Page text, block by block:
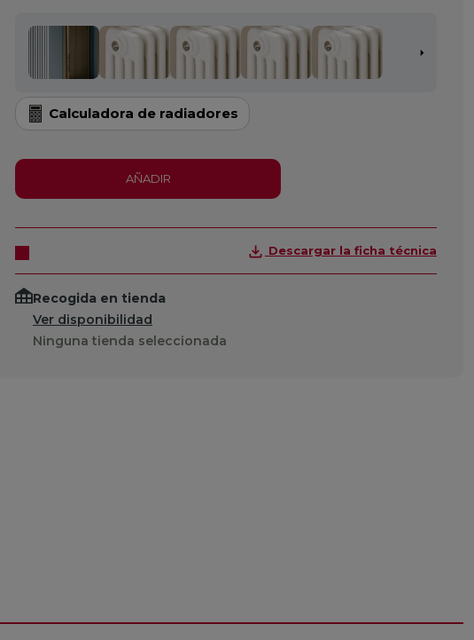
Calculadora de radiadores
AÑADIR
Descargar la ficha técnica
Recogida en tienda
Ver disponibilidad
Ninguna tienda seleccionada